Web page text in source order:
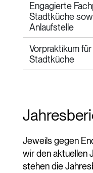
Engagierte
Stadtküche
Anlaufstelle
Vorpraktikum
Stadtküche
Jeweils gegen
wir den aktuellen
stehen die